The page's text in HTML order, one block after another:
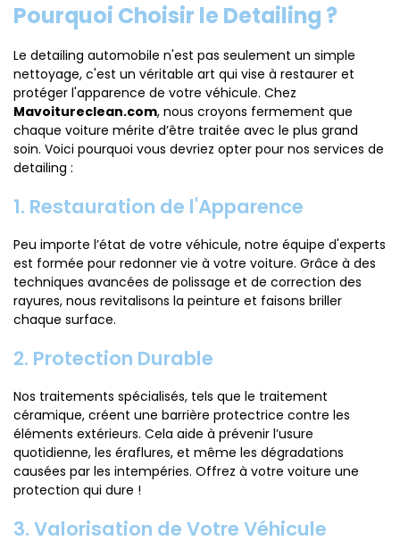
Pourquoi Choisir le Detailing ?
Le detailing automobile n'est pas seulement un simple
nettoyage, c'est un véritable art qui vise à restaurer et
protéger l'apparence de votre véhicule. Chez
Mavoitureclean.com, nous croyons fermement que
chaque voiture mérite d’être traitée avec le plus grand
soin. Voici pourquoi vous devriez opter pour nos services de
detailing :
1. Restauration de l'Apparence
Peu importe l’état de votre véhicule, notre équipe d'experts
est formée pour redonner vie à votre voiture. Grâce à des
techniques avancées de polissage et de correction des
rayures, nous revitalisons la peinture et faisons briller
chaque surface.
2. Protection Durable
Nos traitements spécialisés, tels que le traitement
céramique, créent une barrière protectrice contre les
éléments extérieurs. Cela aide à prévenir l’usure
quotidienne, les éraflures, et même les dégradations
causées par les intempéries. Offrez à votre voiture une
protection qui dure !
3. Valorisation de Votre Véhicule